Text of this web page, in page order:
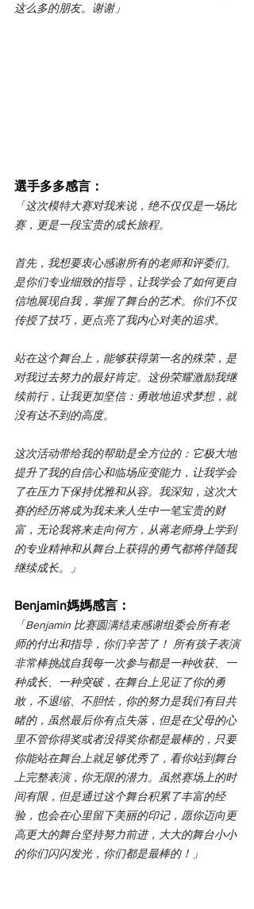
这么多的朋友。谢谢」
選手多多感言：
「这次模特大赛对我来说，绝不仅仅是一场比
赛，更是一段宝贵的成长旅程。
首先，我想要衷心感谢所有的老师和评委们。
是你们专业细致的指导，让我学会了如何更自
信地展现自我，掌握了舞台的艺术。你们不仅
传授了技巧，更点亮了我内心对美的追求。
站在这个舞台上，能够获得第一名的殊荣，是
对我过去努力的最好肯定。这份荣耀激励我继
续前行，让我更加坚信：勇敢地追求梦想，就
没有达不到的高度。
这次活动带给我的帮助是全方位的：它极大地
提升了我的自信心和临场应变能力，让我学会
了在压力下保持优雅和从容。我深知，这次大
赛的经历将成为我未来人生中一笔宝贵的财
富，无论我将来走向何方，从蒋老师身上学到
的专业精神和从舞台上获得的勇气都将伴随我
继续成长。
」
Benjamin媽媽感言：
「Benjamin 比赛圆满结束感谢组委会所有老
师的付出和指导，你们辛苦了！ 所有孩子表演
非常棒挑战自我每一次参与都是一种收获、一
种成长、一种突破，在舞台上见证了你的勇
敢，不退缩、不胆怯，你的努力是我们有目共
睹的，虽然最后你有点失落，但是在父母的心
里不管你得奖或者没得奖你都是最棒的，只要
你能站在舞台上就足够优秀了，看你站到舞台
上完整表演，你无限的潜力。虽然赛场上的时
间有限，但是通过这个舞台积累了丰富的经
验，也会在心里留下美丽的印记，愿你迈向更
高更大的舞台坚持努力前进，大大的舞台小小
的你们闪闪发光，你们都是最棒的！ 」